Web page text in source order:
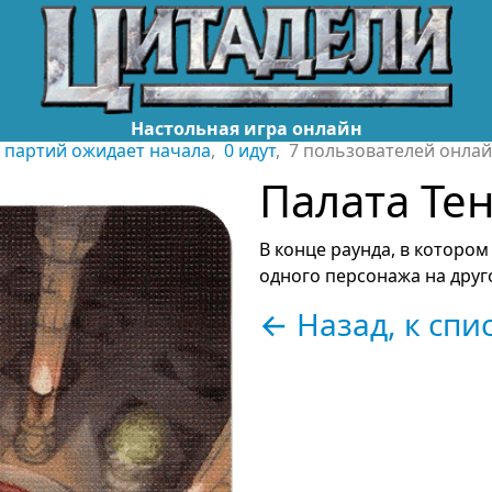
партий ожидает начала, 0 идут, 7 пользователей
Настольная игра онлайн
Палата
В конце раунда, в
одного персонажа на
← Назад, к